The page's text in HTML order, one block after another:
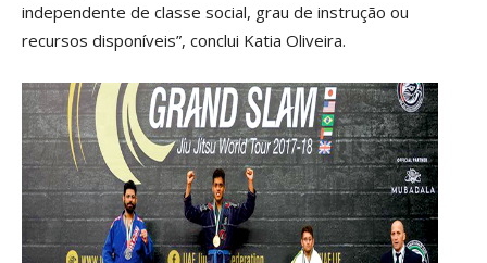
independente de classe social, grau de instrução ou
recursos disponíveis”, conclui Katia Oliveira.